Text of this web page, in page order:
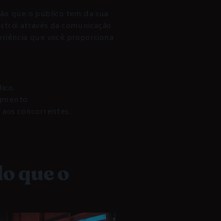
que o público tem da sua
através da comunicação
que você proporciona
concorrentes.
que o